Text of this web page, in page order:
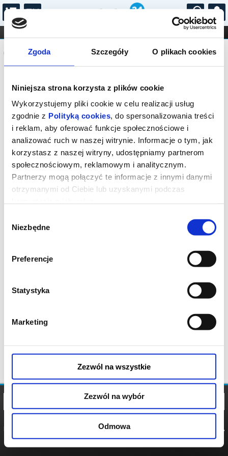
Zgoda Szczegóły O plikach cookies
Niniejsza strona korzysta z plików cookie
Wykorzystujemy pliki cookie w celu realizacji usług
zgodnie z Polityką cookies, do spersonalizowania treści
i reklam, aby oferować funkcje społecznościowe i
analizować ruch w naszej witrynie. Informacje o tym, jak
korzystasz z naszej witryny, udostępniamy partnerom
społecznościowym, reklamowym i analitycznym.
Partnerzy mogą połączyć te informacje z innymi danymi
otrzymanymi od Ciebie lub uzyskanymi podczas
zgody
Niezbędne
Preferencje
Statystyka
Marketing
Zezwól na wszystkie
Zezwól na wybór
Odmowa
...
FILHARMONIA OPERA I BALET
STAND-UP
DLA DZIECI
Komunikat
Sprzedaż biletów on-line na wydarzenie
została zakończona.
POLITYKA
POLITYKA